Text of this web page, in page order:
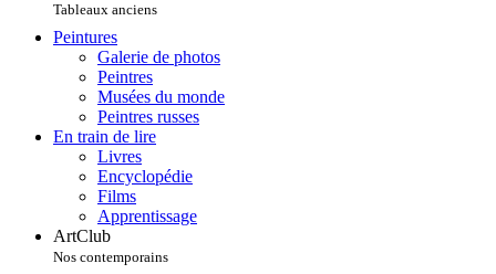
Tableaux anciens
Peintures
Galerie de photos
Peintres
Musées du monde
Peintres russes
En train de lire
Livres
Encyclopédie
Films
Apprentissage
ArtClub
Nos contemporains